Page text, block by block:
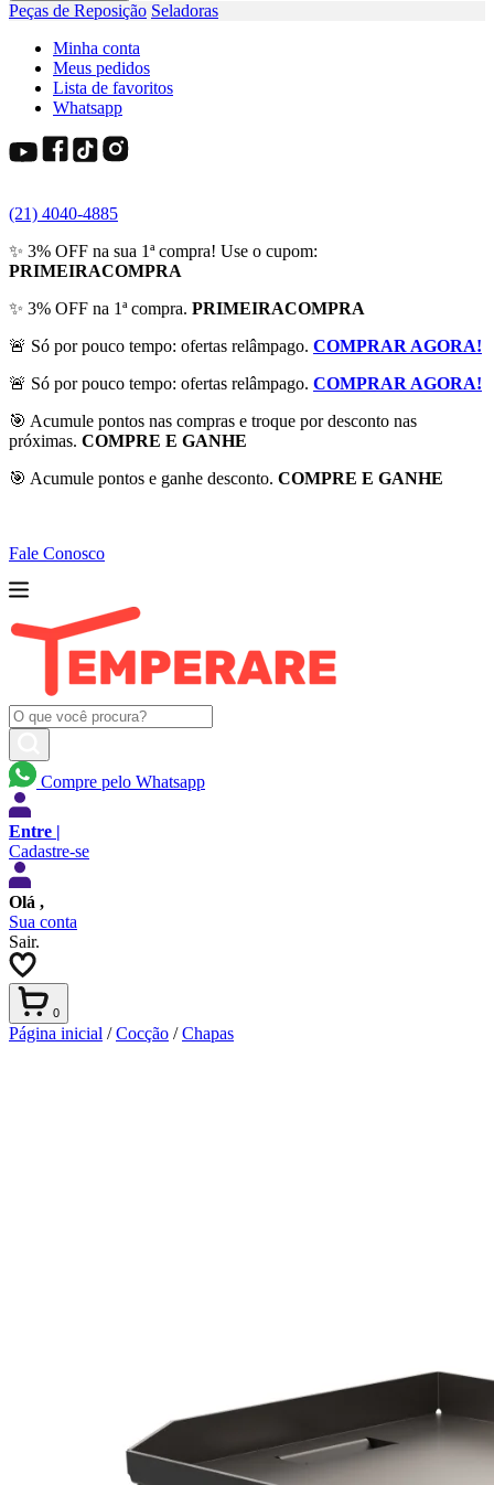
Peças de Reposição Seladoras
Minha conta
Meus pedidos
Lista de favoritos
Whatsapp
(21) 4040-4885
✨ 3% OFF na sua 1ª compra! Use o cupom:
PRIMEIRACOMPRA
✨ 3% OFF na 1ª compra. PRIMEIRACOMPRA
🚨 Só por pouco tempo: ofertas relâmpago. COMPRAR AGORA!
🚨 Só por pouco tempo: ofertas relâmpago. COMPRAR AGORA!
🎯 Acumule pontos nas compras e troque por desconto nas
próximas. COMPRE E GANHE
🎯 Acumule pontos e ganhe desconto. COMPRE E GANHE
Fale Conosco
Compre pelo Whatsapp
Entre |
Cadastre-se
Olá ,
Sua conta
Sair.
0
Página inicial /Cocção /Chapas